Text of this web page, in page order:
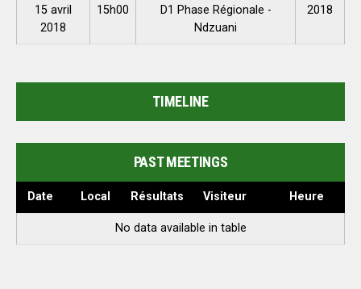
15 avril
2018
15h00
D1 Phase Régionale -
Ndzuani
2018
TIMELINE
PAST MEETINGS
Date Local Résultats Visiteur Heure
No data available in table